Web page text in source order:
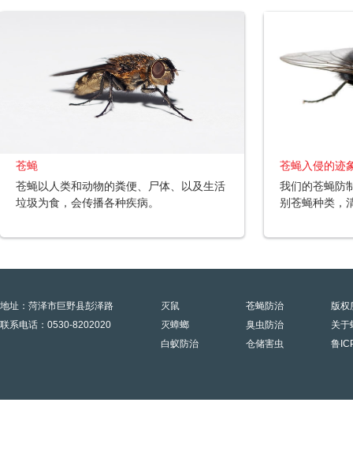
苍蝇
苍蝇以人类和动物的粪便、尸体、以及生活
垃圾为食，会传播各种疾病。
苍蝇入侵的迹
我们的苍蝇防
别苍蝇种类，
地址：菏泽市巨野县彭泽路
联系电话：0530-8202020
灭鼠
灭蟑螂
白蚁防治
苍蝇防治
臭虫防治
仓储害虫
版权
关于
鲁